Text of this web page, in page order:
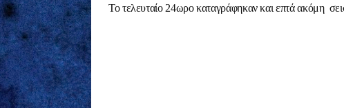
Το τελευταίο 24ωρο καταγράφηκαν και επτά ακόμη